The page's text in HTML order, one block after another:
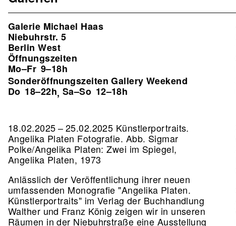
Galerie Michael Haas
Niebuhrstr. 5
Berlin West
Öffnungszeiten
Mo–Fr 9–18h
Sonderöffnungszeiten Gallery Weekend
Do 18–22h, Sa–So 12–18h
18.02.2025 – 25.02.2025 Künstlerportraits.
Angelika Platen Fotografie. Abb. Sigmar
Polke/Angelika Platen: Zwei im Spiegel,
Angelika Platen, 1973
Anlässlich der Veröffentlichung ihrer neuen
umfassenden Monografie "Angelika Platen.
Künstlerportraits" im Verlag der Buchhandlung
Walther und Franz König zeigen wir in unseren
Räumen in der Niebuhrstraße eine Ausstellung